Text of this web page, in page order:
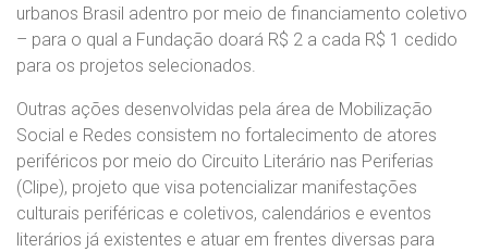
urbanos Brasil adentro por meio de financiamento coletivo
– para o qual a Fundação doará R$ 2 a cada R$ 1 cedido
para os projetos selecionados.
Outras ações desenvolvidas pela área de Mobilização
Social e Redes consistem no fortalecimento de atores
periféricos por meio do Circuito Literário nas Periferias
(Clipe), projeto que visa potencializar manifestações
culturais periféricas e coletivos, calendários e eventos
literários já existentes e atuar em frentes diversas para